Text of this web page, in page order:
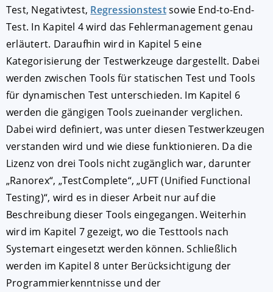
Test, Negativtest, Regressionstestsowie End-to-End-
Test. In Kapitel 4 wird das Fehlermanagement genau
erläutert. Daraufhin wird in Kapitel 5 eine
Kategorisierung der Testwerkzeuge dargestellt. Dabei
werden zwischen Tools für statischen Test und Tools
für dynamischen Test unterschieden. Im Kapitel 6
werden die gängigen Tools zueinander verglichen.
Dabei wird definiert, was unter diesen Testwerkzeugen
verstanden wird und wie diese funktionieren. Da die
Lizenz von drei Tools nicht zugänglich war, darunter
„Ranorex“, „TestComplete“, „UFT (Unified Functional
Testing)“, wird es in dieser Arbeit nur auf die
Beschreibung dieser Tools eingegangen. Weiterhin
wird im Kapitel 7 gezeigt, wo die Testtools nach
Systemart eingesetzt werden können. Schließlich
werden im Kapitel 8 unter Berücksichtigung der
Programmierkenntnisse und der